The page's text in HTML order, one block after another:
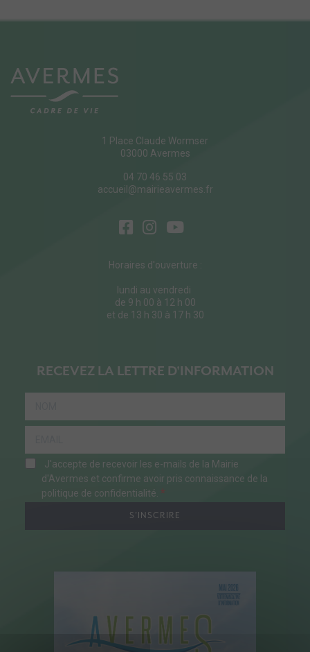
1 Place Claude Wormser
03000 Avermes
04 70 46 55 03
accueil@mairieavermes.fr
Horaires d'ouverture :
lundi au vendredi
de 9 h 00 à 12 h 00
et de 13 h 30 à 17 h 30
RECEVEZ LA LETTRE D'INFORMATION
J'accepte de recevoir les e-mails de la Mairie
d'Avermes et confirme avoir pris connaissance de la
politique de confidentialité.
S'INSCRIRE